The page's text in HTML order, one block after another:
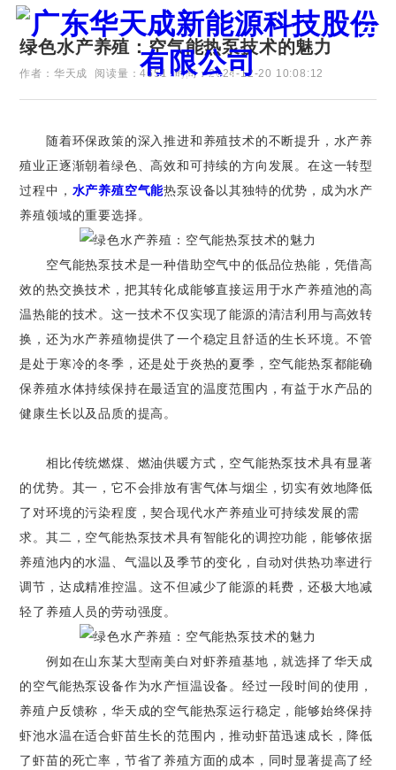
证券代码：835751
绿色水产养殖：空气能热泵技术的魅力
作者：华天成 阅读量：4651 时间：2024-12-20 10:08:12
随着环保政策的深入推进和养殖技术的不断提升，水产养
殖业正逐渐朝着绿色、高效和可持续的方向发展。在这一转型
过程中， 水产养殖空气能热泵设备以其独特的优势，成为水产
养殖领域的重要选择。
空气能热泵技术是一种借助空气中的低品位热能，凭借高
效的热交换技术，把其转化成能够直接运用于水产养殖池的高
温热能的技术。这一技术不仅实现了能源的清洁利用与高效转
换，还为水产养殖物提供了一个稳定且舒适的生长环境。不管
是处于寒冷的冬季，还是处于炎热的夏季，空气能热泵都能确
保养殖水体持续保持在最适宜的温度范围内，有益于水产品的
健康生长以及品质的提高。
相比传统燃煤、燃油供暖方式，空气能热泵技术具有显著
的优势。其一，它不会排放有害气体与烟尘，切实有效地降低
了对环境的污染程度，契合现代水产养殖业可持续发展的需
求。其二，空气能热泵技术具有智能化的调控功能，能够依据
养殖池内的水温、气温以及季节的变化，自动对供热功率进行
调节，达成精准控温。这不但减少了能源的耗费，还极大地减
轻了养殖人员的劳动强度。
例如在山东某大型南美白对虾养殖基地，就选择了华天成
的空气能热泵设备作为水产恒温设备。经过一段时间的使用，
养殖户反馈称，华天成的空气能热泵运行稳定，能够始终保持
虾池水温在适合虾苗生长的范围内，推动虾苗迅速成长，降低
了虾苗的死亡率，节省了养殖方面的成本，同时显著提高了经